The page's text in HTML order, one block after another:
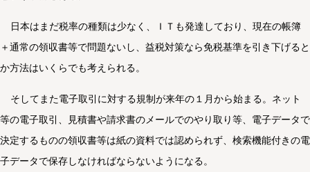
日本はまだ税率の種類は少なく、ＩＴも発達しており、現在の帳簿
＋通常の領収書等で問題ないし、益税対策なら免税基準を引き下げると
か方法はいくらでも考えられる。
そしてまた電子取引に対する規制が来年の１月から始まる。ネット
等の電子取引、見積書や請求書のメールでのやり取り等、電子データで
決定するものの領収書等は紙の資料では認められず、検索機能付きの電
子データで保存しなければならないようになる。